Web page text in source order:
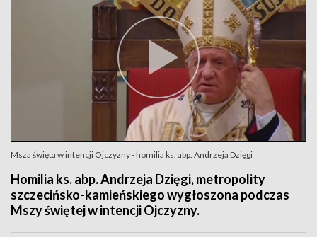
Msza święta w intencji Ojczyzny - homilia ks. abp. Andrzeja Dzięgi
Homilia ks. abp. Andrzeja Dzięgi, metropolity
szczecińsko-kamieńskiego wygłoszona podczas
Mszy świętej w intencji Ojczyzny.